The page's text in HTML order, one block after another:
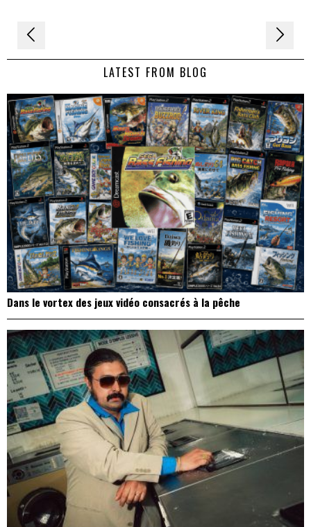
Navigation
de LATEST FROM BLOG
Dans le vortex des jeux vidéo consacrés à la pêche